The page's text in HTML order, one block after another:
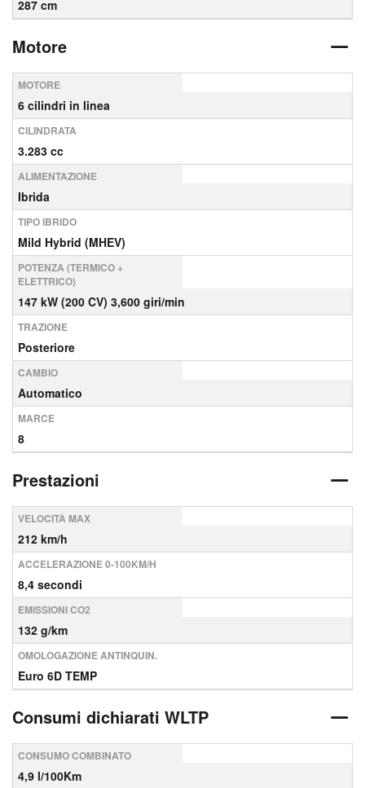
287 cm
Motore
MOTORE
6 cilindri in linea
CILINDRATA
3.283 cc
ALIMENTAZIONE
Ibrida
TIPO IBRIDO
Mild Hybrid (MHEV)
POTENZA (TERMICO +
ELETTRICO)
147 kW (200 CV) 3,600 giri/min
TRAZIONE
Posteriore
CAMBIO
Automatico
MARCE
8
Prestazioni
VELOCITÀ MAX
212 km/h
ACCELERAZIONE 0-100KM/H
8,4 secondi
EMISSIONI CO2
132 g/km
OMOLOGAZIONE ANTINQUIN.
Euro 6D TEMP
Consumi dichiarati WLTP
CONSUMO COMBINATO
4,9 l/100Km